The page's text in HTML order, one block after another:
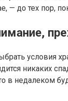
— до тех пор,
условия
никаких
в недалеком